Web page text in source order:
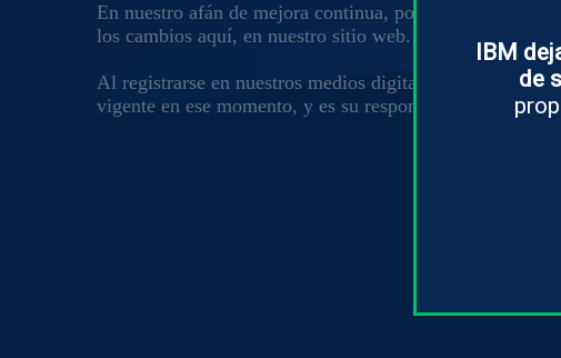
En nuestro afán de mejora continua, podemos
los cambios aquí, en nuestro sitio web.
Al registrarse en nuestros medios digitales o en nuestro
vigente en ese momento, y es su responsabilidad
IBM
de